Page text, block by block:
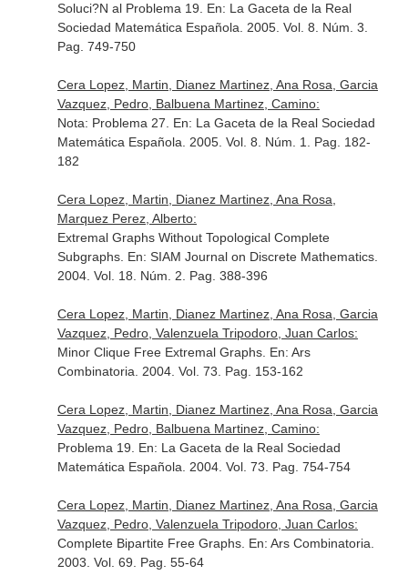
Soluci?N al Problema 19. En: La Gaceta de la Real
Sociedad Matemática Española . 2005. Vol. 8. Núm. 3.
Pag. 749-750
Cera Lopez, Martin, Dianez Martinez, Ana Rosa, Garcia
Vazquez, Pedro, Balbuena Martinez, Camino:
Nota: Problema 27. En: La Gaceta de la Real Sociedad
Matemática Española . 2005. Vol. 8. Núm. 1. Pag. 182-
182
Cera Lopez, Martin, Dianez Martinez, Ana Rosa,
Marquez Perez, Alberto:
Extremal Graphs Without Topological Complete
Subgraphs. En: SIAM Journal on Discrete Mathematics.
2004. Vol. 18. Núm. 2. Pag. 388-396
Cera Lopez, Martin, Dianez Martinez, Ana Rosa, Garcia
Vazquez, Pedro, Valenzuela Tripodoro, Juan Carlos:
Minor Clique Free Extremal Graphs. En: Ars
Combinatoria . 2004. Vol. 73. Pag. 153-162
Cera Lopez, Martin, Dianez Martinez, Ana Rosa, Garcia
Vazquez, Pedro, Balbuena Martinez, Camino:
Problema 19. En: La Gaceta de la Real Sociedad
Matemática Española . 2004. Vol. 73. Pag. 754-754
Cera Lopez, Martin, Dianez Martinez, Ana Rosa, Garcia
Vazquez, Pedro, Valenzuela Tripodoro, Juan Carlos:
Complete Bipartite Free Graphs. En: Ars Combinatoria
2003. Vol. 69. Pag. 55-64